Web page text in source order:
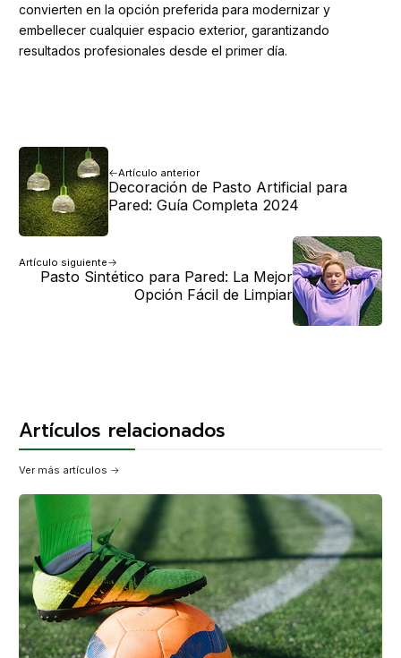
convierten en la opción preferida para modernizar y
embellecer cualquier espacio exterior, garantizando
resultados profesionales desde el primer día.
Artículo anterior
Decoración de Pasto Artificial para
Pared: Guía Completa 2024
Artículo siguiente
Pasto Sintético para Pared: La Mejor
Opción Fácil de Limpiar
Artículos relacionados
Ver más artículos